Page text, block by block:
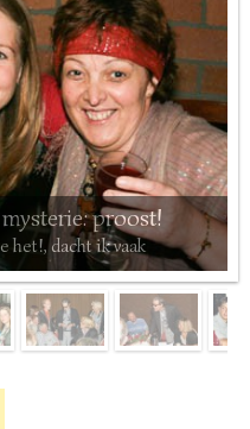
proost!
het!, dacht ik vaak